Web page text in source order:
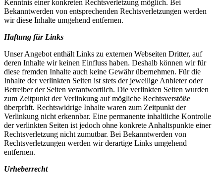
Kenntnis einer konkreten Rechtsverletzung möglich. Bei
Bekanntwerden von entsprechenden Rechtsverletzungen werden
wir diese Inhalte umgehend entfernen.
Haftung für Links
Unser Angebot enthält Links zu externen Webseiten Dritter, auf
deren Inhalte wir keinen Einfluss haben. Deshalb können wir für
diese fremden Inhalte auch keine Gewähr übernehmen. Für die
Inhalte der verlinkten Seiten ist stets der jeweilige Anbieter oder
Betreiber der Seiten verantwortlich. Die verlinkten Seiten wurden
zum Zeitpunkt der Verlinkung auf mögliche Rechtsverstöße
überprüft. Rechtswidrige Inhalte waren zum Zeitpunkt der
Verlinkung nicht erkennbar. Eine permanente inhaltliche Kontrolle
der verlinkten Seiten ist jedoch ohne konkrete Anhaltspunkte einer
Rechtsverletzung nicht zumutbar. Bei Bekanntwerden von
Rechtsverletzungen werden wir derartige Links umgehend
entfernen.
Urheberrecht